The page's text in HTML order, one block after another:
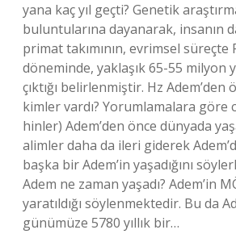
yana kaç yıl geçti? Genetik
buluntularına dayanarak, insanın
primat takımının, evrimsel süreçte
döneminde, yaklaşık 65-55 milyon
çıktığı belirlenmiştir. Hz Adem’den
kimler vardı? Yorumlamalara göre
hinler) Adem’den önce dünyada
alimler daha da ileri giderek
başka bir Adem’in yaşadığını
Adem ne zaman yaşadı? Adem’in
yaratıldığı söylenmektedir. Bu da
günümüze 5780 yıllık bir…